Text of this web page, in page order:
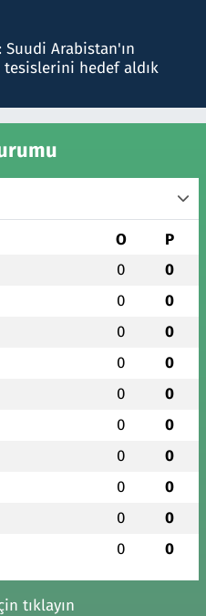
Suudi Arabistan'ın
tesislerini hedef aldık
O P
0 0
0 0
0 0
0 0
0 0
0 0
0 0
0 0
0 0
0 0
tıklayın